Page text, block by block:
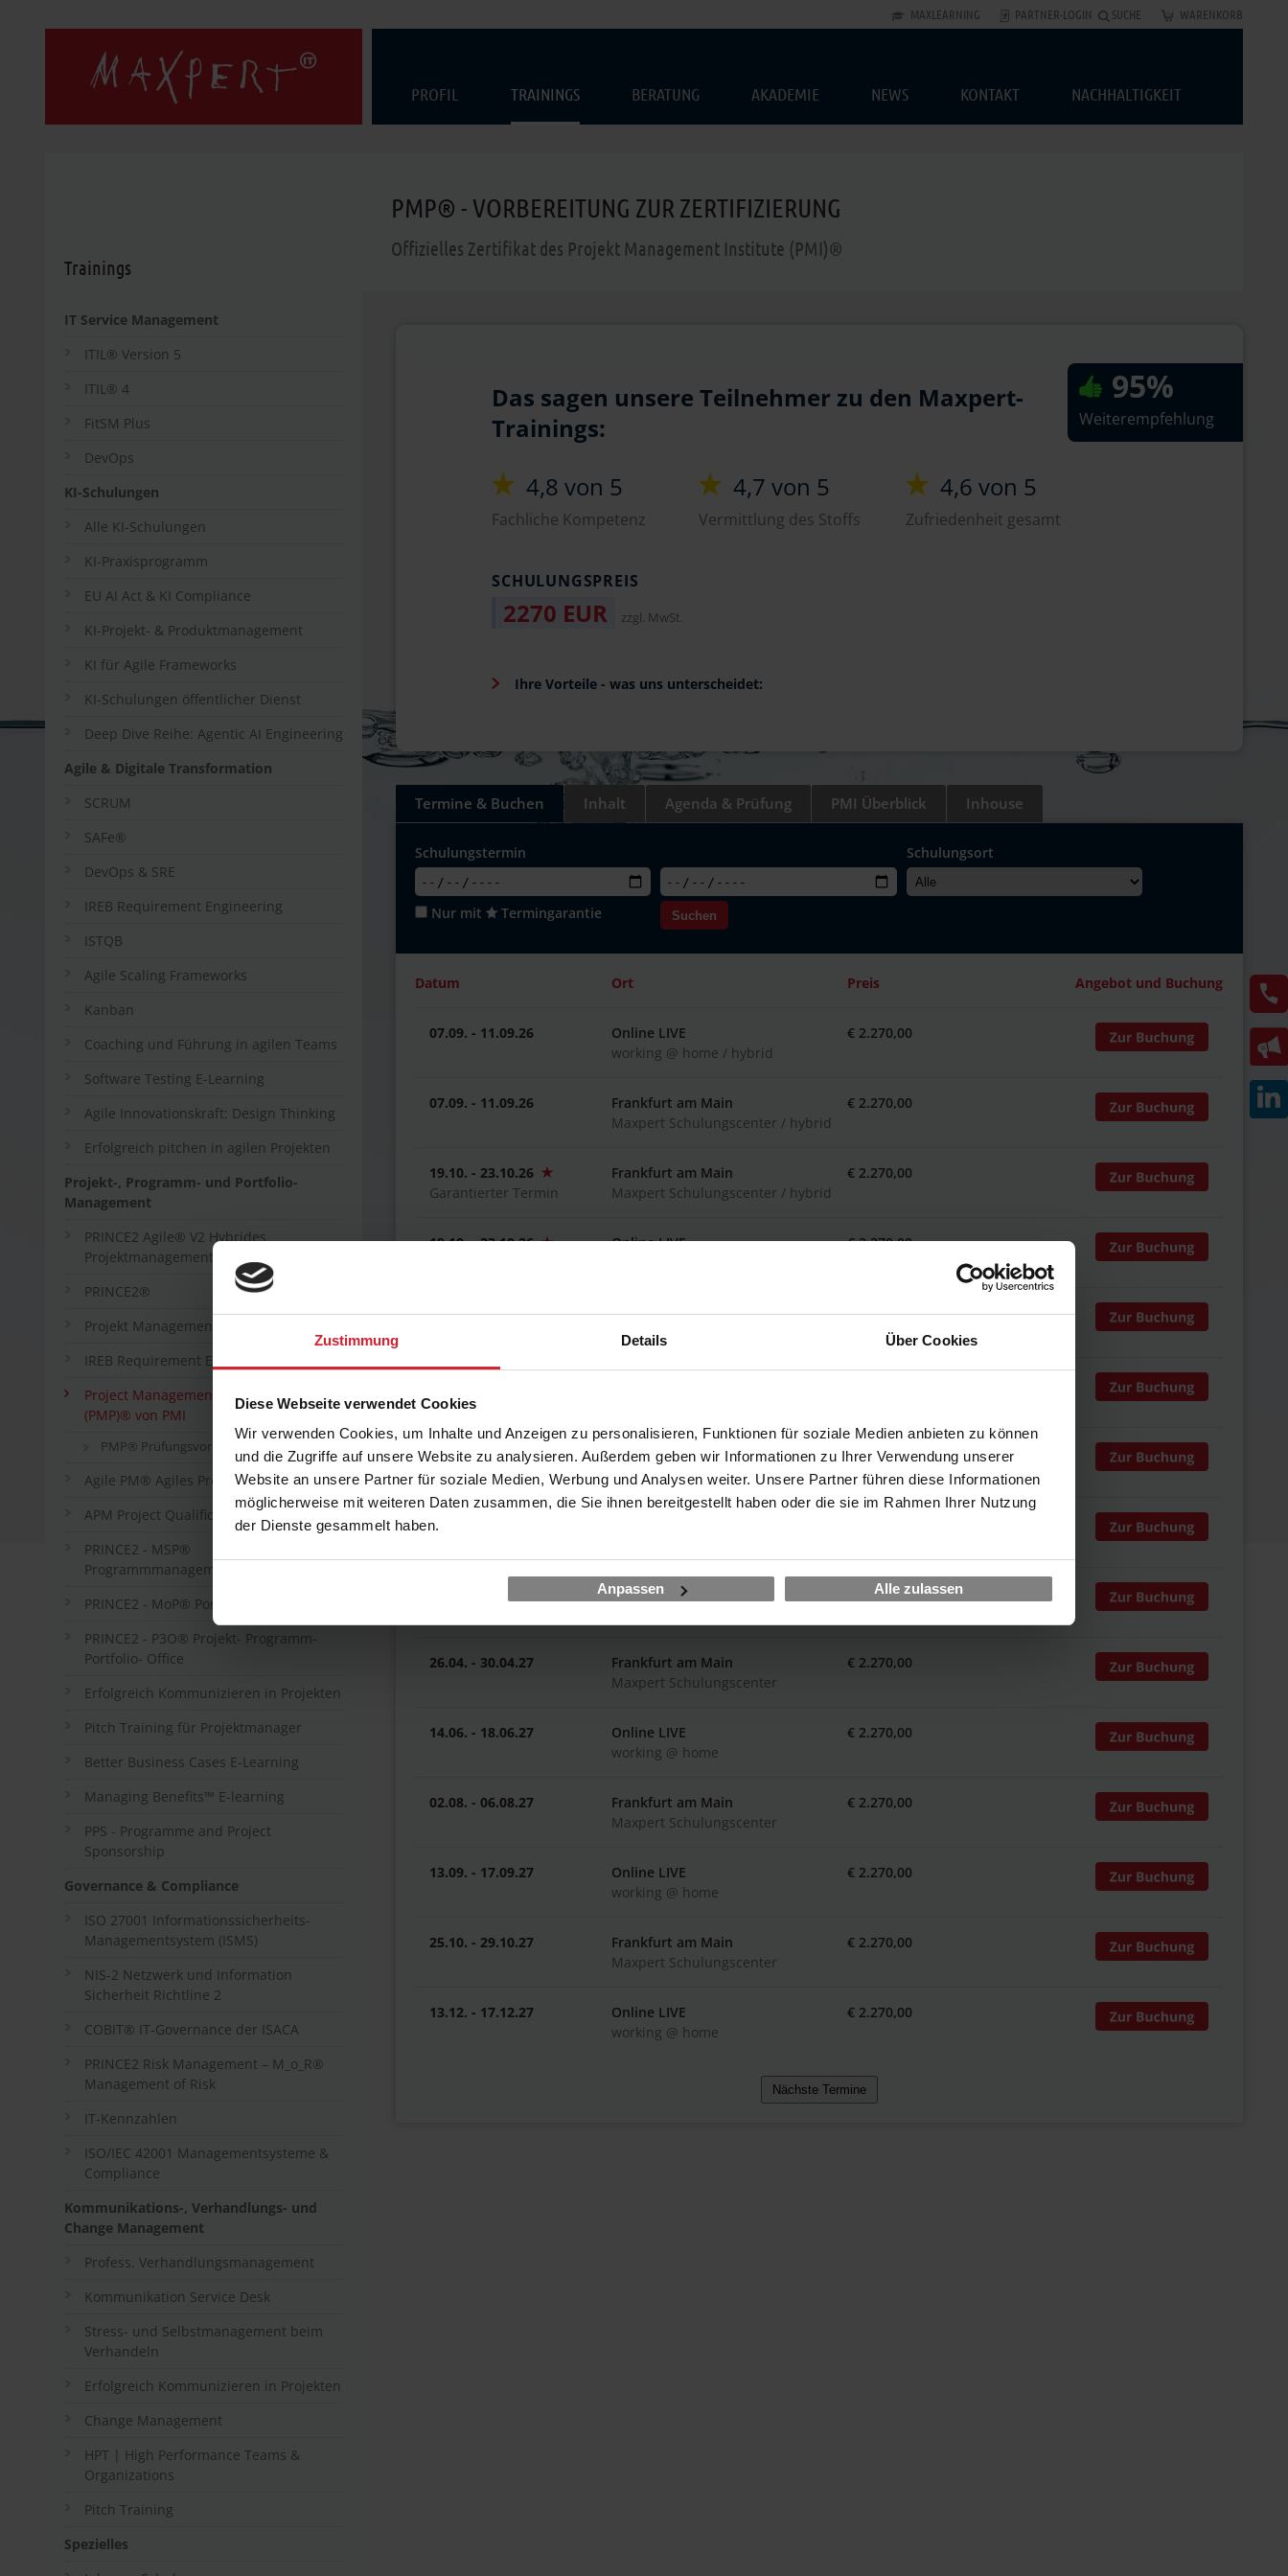
Zustimmung Details Über Cookies
Diese Webseite verwendet Cookies
Wir verwenden Cookies, um Inhalte und Anzeigen zu personalisieren, Funktionen für soziale Medien anbieten zu können
und die Zugriffe auf unsere Website zu analysieren. Außerdem geben wir Informationen zu Ihrer Verwendung unserer
Website an unsere Partner für soziale Medien, Werbung und Analysen weiter. Unsere Partner führen diese Informationen
möglicherweise mit weiteren Daten zusammen, die Sie ihnen bereitgestellt haben oder die sie im Rahmen Ihrer Nutzung
der Dienste gesammelt haben.
Anpassen Alle zulassen
MAXLEARNING PARTNER-LOGIN SUCHE WARENKORB
PROFIL TRAININGS BERATUNG AKADEMIE NEWS KONTAKT NACHHALTIGKEIT
Trainings
IT Service Management
ITIL® Version 5
ITIL® 4
FitSM Plus
DevOps
KI-Schulungen
Alle KI-Schulungen
KI-Praxisprogramm
EU AI Act & KI Compliance
KI-Projekt- & Produktmanagement
KI für Agile Frameworks
KI-Schulungen öffentlicher Dienst
Deep Dive Reihe: Agentic AI Engineering
Agile & Digitale Transformation
SCRUM
SAFe®
DevOps & SRE
IREB Requirement Engineering
ISTQB
Agile Scaling Frameworks
Kanban
Coaching und Führung in agilen Teams
Software Testing E-Learning
Agile Innovationskraft: Design Thinking
Erfolgreich pitchen in agilen Projekten
Projekt-, Programm- und Portfolio-
Management
PRINCE2 Agile® V2 Hybrides
Projektmanagement
PRINCE2®
Projekt Management in practice
IREB Requirement Engineering
Project Management Professional
(PMP)® von PMI
PMP® Prüfungsvorbereitung
Agile PM® Agiles Projektmanagement
APM Project Qualification
PRINCE2 - MSP®
Programmmanagement
PRINCE2 - MoP® Portfoliomanagement
PRINCE2 - P3O® Projekt- Programm-
Portfolio- Office
Erfolgreich Kommunizieren in Projekten
Pitch Training für Projektmanager
Better Business Cases E-Learning
Managing Benefits™ E-learning
PPS - Programme and Project
Sponsorship
Governance & Compliance
ISO 27001 Informationssicherheits-
Managementsystem (ISMS)
NIS-2 Netzwerk und Information
Sicherheit Richtline 2
COBIT® IT-Governance der ISACA
PRINCE2 Risk Management – M_o_R®
Management of Risk
IT-Kennzahlen
ISO/IEC 42001 Managementsysteme &
Compliance
Kommunikations-, Verhandlungs- und
Change Management
Profess. Verhandlungsmanagement
Kommunikation Service Desk
Stress- und Selbstmanagement beim
Verhandeln
Erfolgreich Kommunizieren in Projekten
Change Management
HPT | High Performance Teams &
Organizations
Pitch Training
Spezielles
PMP® - VORBEREITUNG ZUR ZERTIFIZIERUNG
Offizielles Zertifikat des Projekt Management Institute (PMI)®
95%
Weiterempfehlung
Das sagen unsere Teilnehmer zu den Maxpert-
Trainings:
4,8 von 5
Fachliche Kompetenz
4,7 von 5
Vermittlung des Stoffs
4,6 von 5
Zufriedenheit gesamt
SCHULUNGSPREIS
2270 EUR zzgl. MwSt.
Ihre Vorteile - was uns unterscheidet:
Termine & Buchen Inhalt Agenda & Prüfung PMI Überblick Inhouse
Schulungstermin Schulungsort
Nur mit Termingarantie Suchen
Datum Ort Preis Angebot und Buchung
07.09. - 11.09.26
Online LIVE
working @ home / hybrid
€ 2.270,00
07.09. - 11.09.26
Frankfurt am Main
Maxpert Schulungscenter / hybrid
€ 2.270,00
19.10. - 23.10.26
Garantierter Termin
Frankfurt am Main
Maxpert Schulungscenter / hybrid
€ 2.270,00
19.10. - 23.10.26
Online LIVE
€ 2.270,00
23.11. - 27.11.26
Online LIVE
working @ home
€ 2.270,00
07.12. - 11.12.26
Frankfurt am Main
Maxpert Schulungscenter / hybrid
€ 2.270,00
18.01. - 22.01.27
Online LIVE
€ 2.270,00
26.04. - 30.04.27
Frankfurt am Main
Maxpert Schulungscenter
€ 2.270,00
14.06. - 18.06.27
Online LIVE
working @ home
€ 2.270,00
02.08. - 06.08.27
Frankfurt am Main
Maxpert Schulungscenter
€ 2.270,00
13.09. - 17.09.27
Online LIVE
working @ home
€ 2.270,00
25.10. - 29.10.27
Frankfurt am Main
Maxpert Schulungscenter
€ 2.270,00
13.12. - 17.12.27
Online LIVE
working @ home
€ 2.270,00